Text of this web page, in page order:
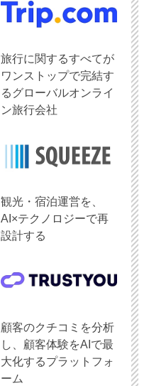
旅行に関するすべてが
ワンストップで完結す
るグローバルオンライ
ン旅行会社
観光・宿泊運営を、
AI×テクノロジーで再
設計する
顧客のクチコミを分析
し、顧客体験をAIで最
大化するプラットフォ
ーム